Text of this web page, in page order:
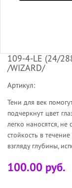
109-4-LE (24/
/WIZARD/
Артикул:
Тени для век
подчеркнут цвет
легко наносятся,
стойкость в
взгляду глубины,
100.00 руб.